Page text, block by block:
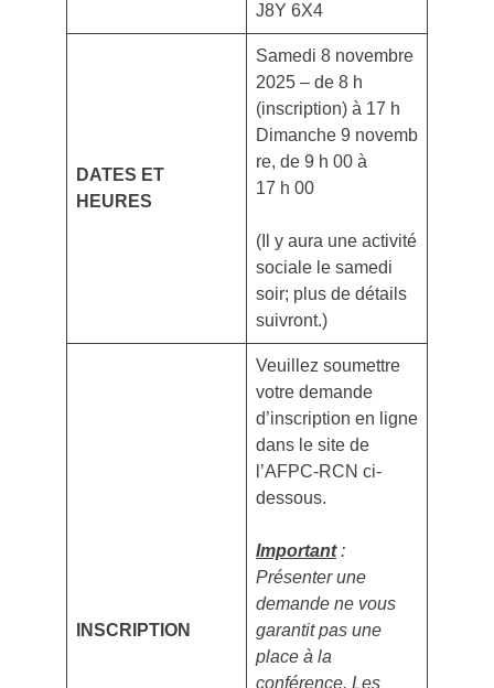
J8Y 6X4
DATES ET
HEURES
Samedi 8 novembre
2025 – de 8 h
(inscription) à 17 h
Dimanche 9 novemb
re, de 9 h 00 à
17 h 00
(Il y aura une activité
sociale le samedi
soir; plus de détails
suivront.)
INSCRIPTION
Veuillez soumettre
votre demande
d’inscription en ligne
dans le site de
l’AFPC-RCN ci-
dessous.
Important:
Présenter une
demande ne vous
garantit pas une
place à la
conférence. Les